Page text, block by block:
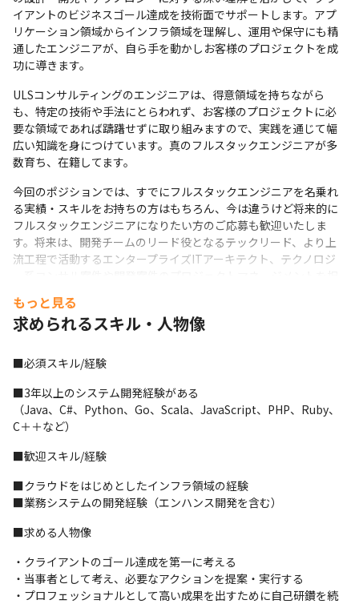
イアントのビジネスゴール達成を技術面でサポートします。アプ
リケーション領域からインフラ領域を理解し、運用や保守にも精
通したエンジニアが、自ら手を動かしお客様のプロジェクトを成
功に導きます。
ULSコンサルティングのエンジニアは、得意領域を持ちながら
も、特定の技術や手法にとらわれず、お客様のプロジェクトに必
要な領域であれば躊躇せずに取り組みますので、実践を通じて幅
広い知識を身につけています。真のフルスタックエンジニアが多
数育ち、在籍してます。
今回のポジションでは、すでにフルスタックエンジニアを名乗れ
る実績・スキルをお持ちの方はもちろん、今は違うけど将来的に
フルスタックエンジニアになりたい方のご応募も歓迎いたしま
す。将来は、開発チームのリード役となるテックリード、より上
流工程で活動するエンタープライズITアーキテクト、テクノロジ
応募資格は求人票後半に記載している「求める人材像」セクショ
ンをご覧ください。
■プロジェクト事例
・IT事業会社の新サービス開発支援
Webアプリ、モバイルアプリの両方のアプリ開発案件。AWSベー
スのインフラ設計では、セキュリティや災害対策なども考慮した
上で最適な設計を実施。他システム連携ではWindowsの連携アプ
いる。
もっと見る
求められるスキル・人物像
■必須スキル/経験
■3年以上のシステム開発経験がある
（Java、C#、Python、Go、Scala、JavaScript、PHP、Ruby、
C＋＋など）
■歓迎スキル/経験
■クラウドをはじめとしたインフラ領域の経験
■業務システムの開発経験（エンハンス開発を含む）
■求める人物像
・クライアントのゴール達成を第一に考える
・当事者として考え、必要なアクションを提案・実行する
・プロフェッショナルとして高い成果を出すために自己研鑽を続